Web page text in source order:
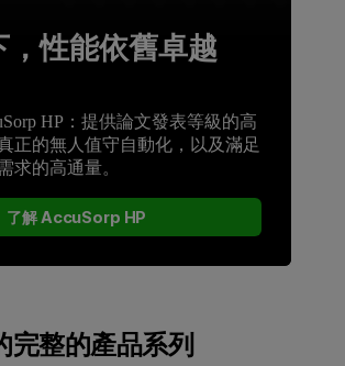
，性能依舊卓越
HP：提供論文發表等級的高
正的無人值守自動化，以及滿足
求的高通量。
了解 AccuSorp HP
完整的產品系列